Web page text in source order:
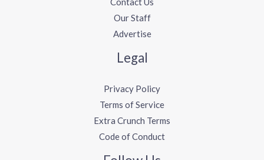
Our Staff
Advertise
Legal
Privacy Policy
Terms of Service
Extra Crunch Terms
Code of Conduct